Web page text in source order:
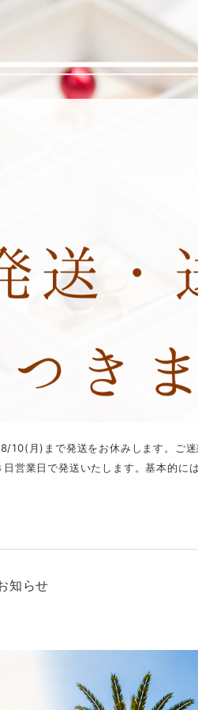
月)まで発送をお休みします。ご迷
営業日で発送いたします。基本的に
知らせ